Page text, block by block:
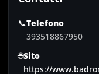
📞Telefono
393518867950
🌐Sito
https://